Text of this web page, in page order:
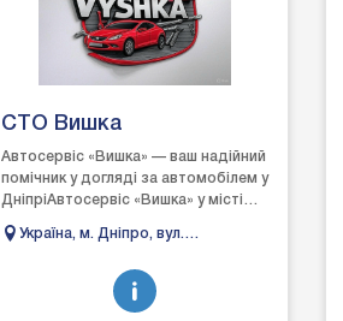
СТО Вишка
Автосервіс «Вишка» — ваш надійний
помічник у догляді за автомобілем у
ДніпріАвтосервіс «Вишка» у місті
ремонті т...
Україна, м. Дніпро, вул.